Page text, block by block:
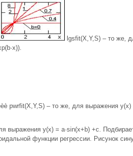
lgsfit(X,Y,S) – то же,
pwrfit(X,Y,S) – то же, для выражения y(x)
выражения y(x) = a·sin(x+b) +c.
функции регрессии. Рисунок